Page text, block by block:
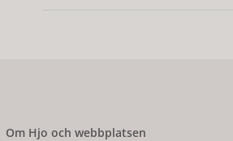
Om Hjo och webbplatsen